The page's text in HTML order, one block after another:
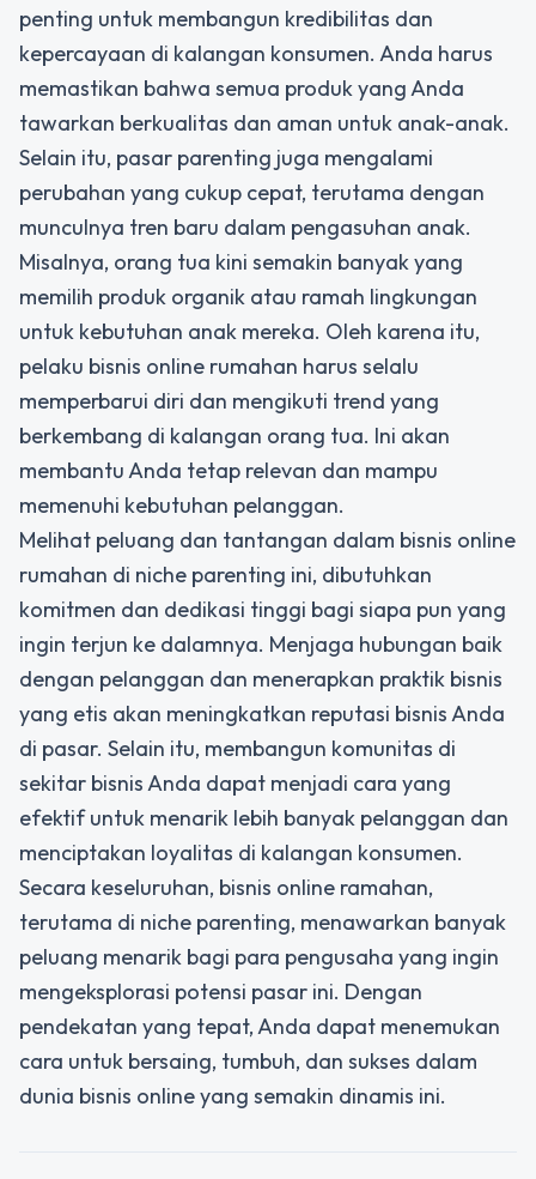
penting untuk membangun kredibilitas dan
kepercayaan di kalangan konsumen. Anda harus
memastikan bahwa semua produk yang Anda
tawarkan berkualitas dan aman untuk anak-anak.
Selain itu, pasar parenting juga mengalami
perubahan yang cukup cepat, terutama dengan
munculnya tren baru dalam pengasuhan anak.
Misalnya, orang tua kini semakin banyak yang
memilih produk organik atau ramah lingkungan
untuk kebutuhan anak mereka. Oleh karena itu,
pelaku bisnis online rumahan harus selalu
memperbarui diri dan mengikuti trend yang
berkembang di kalangan orang tua. Ini akan
membantu Anda tetap relevan dan mampu
memenuhi kebutuhan pelanggan.
Melihat peluang dan tantangan dalam bisnis online
rumahan di niche parenting ini, dibutuhkan
komitmen dan dedikasi tinggi bagi siapa pun yang
ingin terjun ke dalamnya. Menjaga hubungan baik
dengan pelanggan dan menerapkan praktik bisnis
yang etis akan meningkatkan reputasi bisnis Anda
di pasar. Selain itu, membangun komunitas di
sekitar bisnis Anda dapat menjadi cara yang
efektif untuk menarik lebih banyak pelanggan dan
menciptakan loyalitas di kalangan konsumen.
Secara keseluruhan, bisnis online ramahan,
terutama di niche parenting, menawarkan banyak
peluang menarik bagi para pengusaha yang ingin
mengeksplorasi potensi pasar ini. Dengan
pendekatan yang tepat, Anda dapat menemukan
cara untuk bersaing, tumbuh, dan sukses dalam
dunia bisnis online yang semakin dinamis ini.